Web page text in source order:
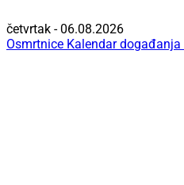
četvrtak - 06.08.2026
Osmrtnice Kalendar događanja